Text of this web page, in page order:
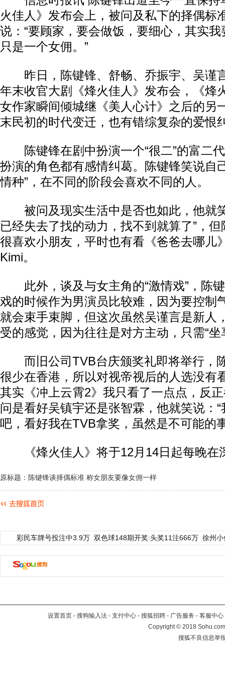
火佳人》发布会上，被问及私下的择偶标
说：“要顾家，要会做饭，要细心，其实
只是一个女佣。”
昨日，陈键锋、舒畅、乔振宇、吴谨
年末收官大剧《烽火佳人》发布会，《烽
女作家瞬间倾城继《美人心计》之后的另
末民初的时代变迁，也有错综复杂的爱恨
陈键锋在剧中扮演一个“很二”的富二
扮演的角色都有感情纠葛。陈键锋笑说自
情种”，在不同的阶段会喜欢不同的人。
被问及现实生活中是否也如此，他就
已经失去了找的动力，找不到就算了”，
很喜欢小朋友，平时也有看《爸爸去哪儿
Kimi。
此外，谈及与女主角的“激情戏”，陈
戏的时候作为男演员比较难，因为要控制
就会束手束脚，但这次虽然吴谨言是新人
受的感觉，因为往往是对方主动，只需“坐
而旧公司TVB台庆颁奖礼即将举行，
很少在香港，所以对视帝视后的人选没有
其实《冲上云霄2》我只看了一点点，反
问是看好吴镇宇还是张智霖，他就笑说：
吧，看好我在TVB拿奖，虽然是不可能的
《烽火佳人》将于12月14日起每晚在
原标题：陈键锋谈择偶标准 称女朋友要像女佣一样
彩民车牌号投注中3.9万 双色球148期开奖:头奖11注666万 徐州
设置首页 - 搜狗输入法 - 支付中心 - 搜狐招聘 - 广告服务 - 客服中心
Copyright©2018
搜狐不良信息举